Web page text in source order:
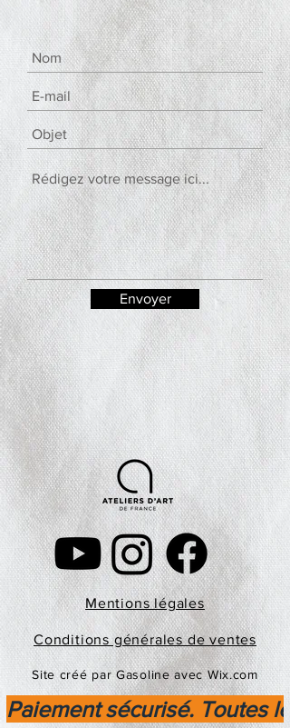
Envoyer
Mentions légales
Conditions générales de ventes
Site créé par Gasoline avec Wix.com
Paiement sécurisé. Toutes